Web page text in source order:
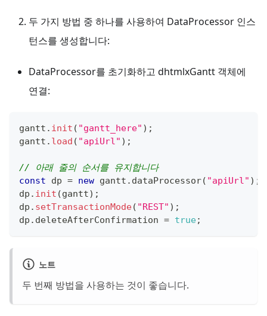
두 가지 방법 중 하나를 사용하여 DataProcessor 인스
턴스를 생성합니다:
DataProcessor를 초기화하고 dhtmlxGantt 객체에
연결:
gantt . init ( "gantt_here" ) ;
gantt . load ( "apiUrl" ) ;
// 아래 줄의 순서를 유지합니다
const dp = new gantt . dataProcessor( "apiUrl" ) ;
dp . init (gantt) ;
dp . setTransactionMode( "REST" ) ;
dp . deleteAfterConfirmation = true;
노트
두 번째 방법을 사용하는 것이 좋습니다.